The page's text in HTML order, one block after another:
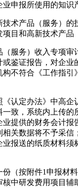
业申报所使用的知
技术产品（服务）
目和高新技术产品
（服务）收入专项
鉴证报告，对企
不符合《工作指
《认定办法》中高
致，系统内上传
提供的财务会计
关数据将不予采
报送的纸质材料
（按附件1申报材
中研发费用项目